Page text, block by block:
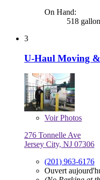
On Hand:
518
3
U-Haul Moving
VoirPhotos
276 Tonnelle Ave
Jersey City, NJ 07306
(201) 963-6176
Ouvert